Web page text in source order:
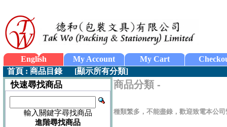
English My Account My Cart
首頁 : 商品目錄[顯示所有分類]
快速尋找商品
輸入關鍵字尋找商品
進階尋找商品
商品分類 -
種類繁多，不能盡錄，歡迎致電本公